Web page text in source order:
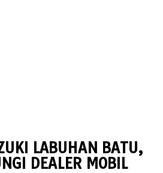
LABUHAN BATU,
DEALER MOBIL